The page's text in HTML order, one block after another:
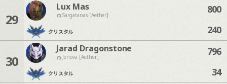
29
Lux Mas
Sargatanas [Aether]
クリスタル
800
240
30
Jarad Dragonstone
Jenova [Aether]
クリスタル
796
34